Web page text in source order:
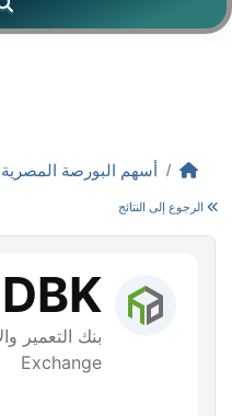
أسهم البورصة المصرية
الرجوع إلى النتائج